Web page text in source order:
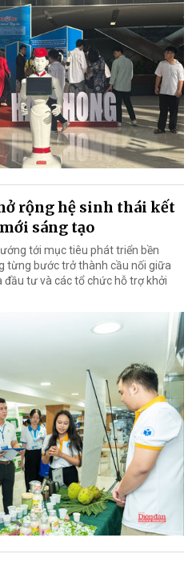
rộng hệ sinh thái kết
sáng tạo
tới mục tiêu phát triển bền
từng bước trở thành cầu nối giữa
tư và các tổ chức hỗ trợ khởi